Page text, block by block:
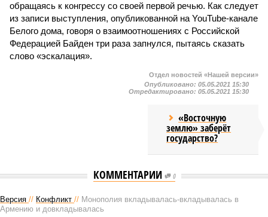
обращаясь к конгрессу со своей первой речью. Как следует
из записи выступления, опубликованной на YouTube-канале
Белого дома, говоря о взаимоотношениях с Российской
Федерацией Байден три раза запнулся, пытаясь сказать
слово «эскалация».
Отдел новостей «Нашей версии»
Опубликовано: 05.05.2021 15:30
Отредактировано: 05.05.2021 15:30
«Восточную
землю» заберёт
государство?
КОММЕНТАРИИ 0
Версия // Конфликт // Монополия вкладывалась-вкладывалась в
Армению и довкладывалась